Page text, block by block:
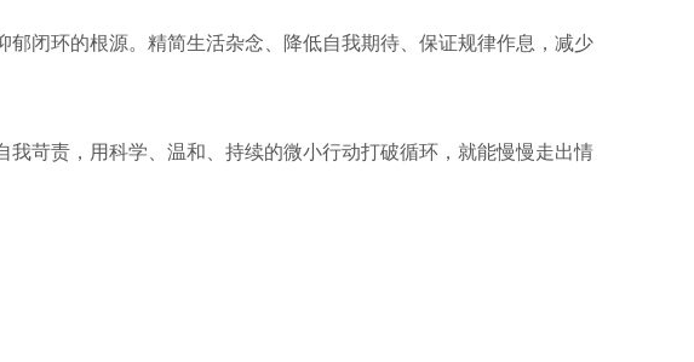
闭环的根源。精简生活杂念、降低自我期待、保证规律作息，减少
苛责，用科学、温和、持续的微小行动打破循环，就能慢慢走出情